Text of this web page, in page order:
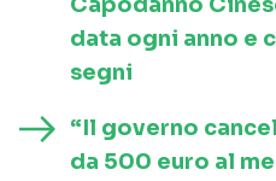
data ogni anno e
segni
“Il governo
da 500 euro al